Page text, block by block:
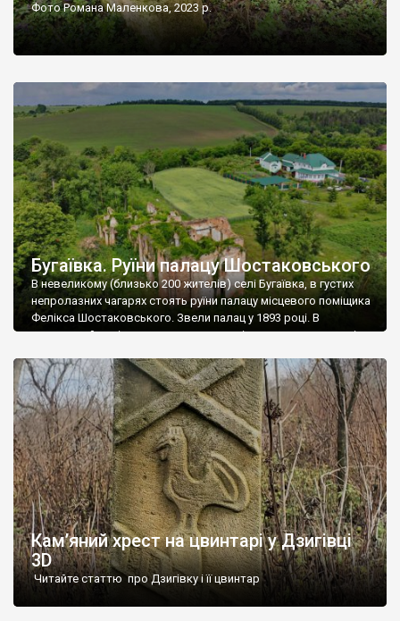
Фото Романа Маленкова, 2023 р.
Бугаївка. Руїни палацу Шостаковського
В невеликому (близько 200 жителів) селі Бугаївка, в густих
непролазних чагарях стоять руїни палацу місцевого поміщика
Фелікса Шостаковського. Звели палац у 1893 році. В
радянський період у ньому спочатку містилася школа, потім
століття тут розмістили туберкульозну лікарню. Коли із
палацу виїхала лікарня – ми точно не […]
Кам’яний хрест на цвинтарі у Дзигівці
3D
Читайте статтю про Дзигівку і її цвинтар